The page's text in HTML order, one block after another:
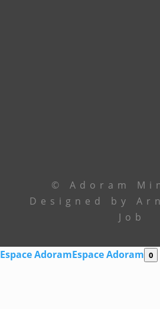
© Adoram
Designed by
Job
Espace AdoramEspace Adoram 0